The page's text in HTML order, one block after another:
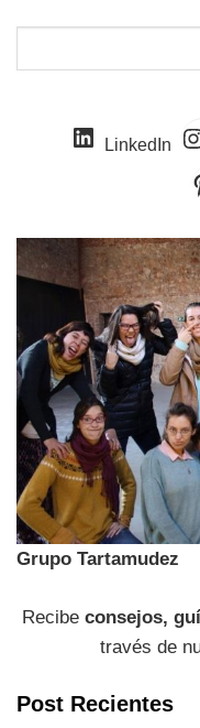
LinkedIn
Grupo Tartamudez
Recibe consejos,
través de
Post Recientes